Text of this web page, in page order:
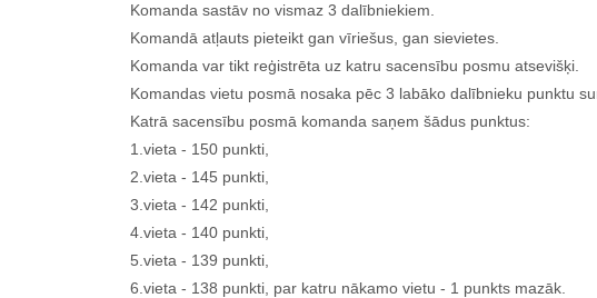
Komanda sastāv no vismaz 3 dalībniekiem.
Komandā atļauts pieteikt gan vīriešus, gan sievietes.
Komanda var tikt reģistrēta uz katru sacensību posmu atsevišķi.
Komandas vietu posmā nosaka pēc 3 labāko dalībnieku punktu
Katrā sacensību posmā komanda saņem šādus punktus:
1.vieta - 150 punkti,
2.vieta - 145 punkti,
3.vieta - 142 punkti,
4.vieta - 140 punkti,
5.vieta - 139 punkti,
6.vieta - 138 punkti, par katru nākamo vietu - 1 punkts mazāk.